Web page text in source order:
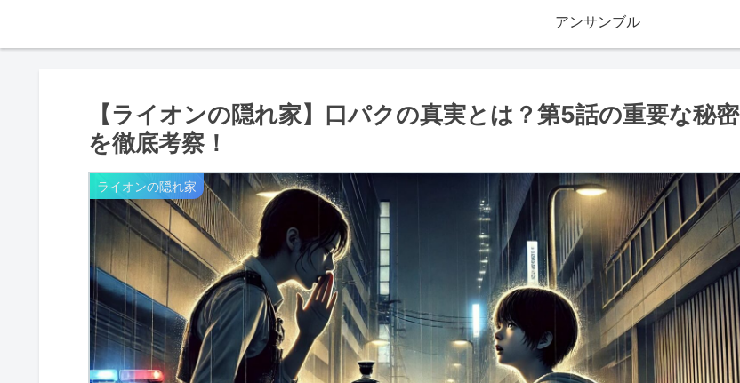
アンサンブル
【ライオンの隠れ家】口パクの真実とは？第5話の重要な秘密
を徹底考察！
ライオンの隠れ家